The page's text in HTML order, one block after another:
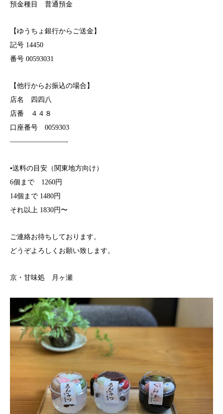
預金種目 普通預金
【ゆうちょ銀行からご送金】
記号 14450
番号 00593031
【他行からお振込の場合】
店名 四四八
店番 ４４８
口座番号 0059303
————————-
▪️送料の目安（関東地方向け）
6個まで 1260円
14個まで 1480円
それ以上 1830円〜
ご連絡お待ちしております。
どうぞよろしくお願い致します。
京・甘味処 月ヶ瀬